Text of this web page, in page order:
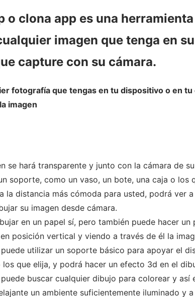
o clona app es una
imagen que tenga en
capture con su cámara.
fotografía que tengas en tu dispositivo o en
imagen
se hará transparente y junto con la cámara de
soporte, como un vaso, un bote, una caja o los
la distancia más cómoda para usted, podrá ver
su imagen desde cámara.
en un papel sí, pero también puede hacer
posición vertical y viendo a través de él la
puede utilizar un soporte básico para apoyar el
los que elija, y podrá hacer un efecto 3d en el
buscar cualquier dibujo para colorear y así
un ambiente suficientemente iluminado y